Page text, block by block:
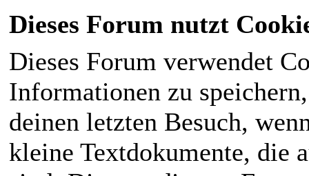
Dieses Forum nutzt
Dieses Forum verwendet
Informationen zu
deinen letzten Besuch,
kleine Textdokumente, die